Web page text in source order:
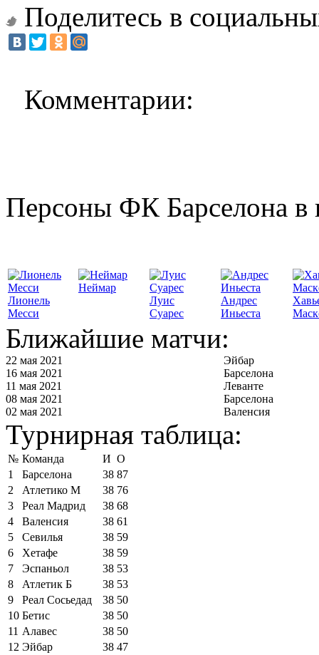
Поделитесь в
Комментарии:
Персоны ФК Барселона в
Лионель
Месси
Неймар
Луис
Суарес
Андрес
Иньеста
Ближайшие матчи:
22 мая 2021
Эйбар
16 мая 2021
Барселона
11 мая 2021
Леванте
08 мая 2021
Барселона
02 мая 2021
Валенсия
Турнирная таблица:
№ Команда И О
1
Барселона 38 87
2
Атлетико М 38 76
3
Реал Мадрид 38 68
4
Валенсия 38 61
5
Севилья 38 59
6
Хетафе 38 59
7
Эспаньол 38 53
8
Атлетик Б 38 53
9
Реал Сосьедад 38 50
10 Бетис 38 50
11 Алавес 38 50
12 Эйбар 38 47